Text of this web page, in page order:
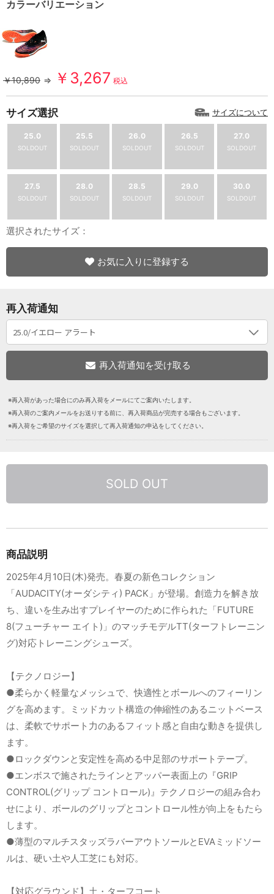
カラーバリエーション
￥10,890 ⇒ ￥3,267 税込
サイズ選択 サイズについて
25.0
SOLDOUT
25.5
SOLDOUT
26.0
SOLDOUT
26.5
SOLDOUT
27.0
SOLDOUT
27.5
SOLDOUT
28.0
SOLDOUT
28.5
SOLDOUT
29.0
SOLDOUT
30.0
SOLDOUT
選択されたサイズ：
お気に入りに登録する
再入荷通知
※再入荷があった場合にのみ再入荷をメールにてご案内いたします。
※再入荷のご案内メールをお送りする前に、再入荷商品が完売する場合もございます。
※再入荷をご希望のサイズを選択して再入荷通知の申込をしてください。
SOLD OUT
商品説明
2025年4月10日(木)発売。春夏の新色コレクション
「AUDACITY(オーダシティ) PACK」が登場。創造力を解き放
ち、違いを生み出すプレイヤーのために作られた「FUTURE
8(フューチャー エイト)」のマッチモデルTT(ターフトレーニン
グ)対応トレーニングシューズ。
【テクノロジー】
●柔らかく軽量なメッシュで、快適性とボールへのフィーリン
グを高めます。ミッドカット構造の伸縮性のあるニットベース
は、柔軟でサポート力のあるフィット感と自由な動きを提供し
ます。
●ロックダウンと安定性を高める中足部のサポートテープ。
●エンボスで施されたラインとアッパー表面上の『GRIP
CONTROL(グリップ コントロール)』テクノロジーの組み合わ
せにより、ボールのグリップとコントロール性が向上をもたら
します。
●薄型のマルチスタッズラバーアウトソールとEVAミッドソー
ルは、硬い土や人工芝にも対応。
【対応グラウンド】土・ターフコート